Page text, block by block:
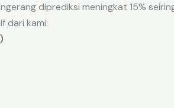
diprediksi meningkat 15%
dari kami: